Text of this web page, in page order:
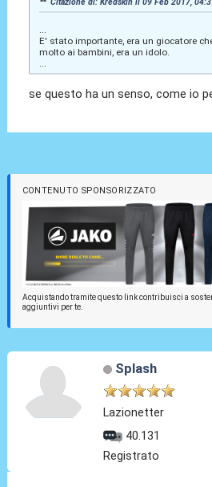
E' stato importante, era un giocatore
molto ai bambini, era un idolo.
se questo ha un senso, come io
CONTENUTO SPONSORIZZATO
Acquistando tramite questo link contribuisci a
aggiuntivi per te.
Splash
Lazionetter
40.131
Registrato